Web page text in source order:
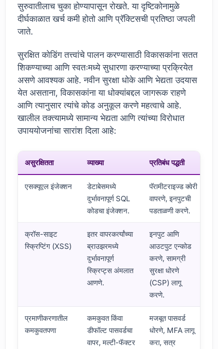
सुरुवातीलाच चुका होण्यापासून रोखते. या दृष्टिकोनामुळे
दीर्घकाळात खर्च कमी होतो आणि प्रॅक्टिसची प्रतिष्ठा जपली
जाते.
सुरक्षित कोडिंग तत्त्वांचे पालन करण्यासाठी विकासकांना सतत
शिकण्याच्या आणि स्वतःमध्ये सुधारणा करण्याच्या प्रक्रियेत
असणे आवश्यक आहे. नवीन सुरक्षा धोके आणि भेद्यता उदयास
येत असताना, विकासकांना या धोक्यांबद्दल जागरूक राहणे
आणि त्यानुसार त्यांचे कोड अनुकूल करणे महत्वाचे आहे.
खालील तक्त्यामध्ये सामान्य भेद्यता आणि त्यांच्या विरोधात
उपाययोजनांचा सारांश दिला आहे:
असुरक्षितता व्याख्या प्रतिबंध पद्धती
एसक्यूएल इंजेक्शन
डेटाबेसमध्ये
दुर्भावनापूर्ण SQL
कोडचा इंजेक्शन.
पॅरामीटराइज्ड क्वेरी
वापरणे, इनपुटची
पडताळणी करणे.
क्रॉस-साइट
स्क्रिप्टिंग (XSS)
इतर वापरकर्त्यांच्या
ब्राउझरमध्ये
दुर्भावनापूर्ण
स्क्रिप्ट्स अंमलात
आणणे.
इनपुट आणि
आउटपुट एन्कोड
करणे, सामग्री
सुरक्षा धोरणे
(CSP) लागू
करणे.
प्रमाणीकरणातील
कमकुवतपणा
कमकुवत किंवा
डीफॉल्ट पासवर्डचा
वापर, मल्टी-फॅक्टर
मजबूत पासवर्ड
धोरणे, MFA लागू
करा, सत्र